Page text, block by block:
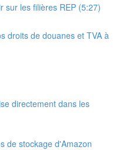
sur les filières REP (5:27)
droits de douanes et TVA à
directement dans les
de stockage d'Amazon